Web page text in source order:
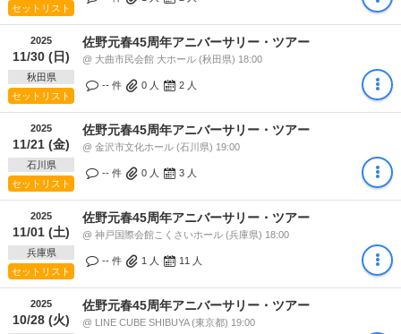
セットリスト
2025
11/30 (日)
秋田県
セットリスト
佐野元春45周年アニバーサリー・ツアー
@ 大曲市民会館 大ホール (秋田県) 18:00
-- 件 0 人 2 人
2025
11/21 (金)
石川県
セットリスト
佐野元春45周年アニバーサリー・ツアー
@ 金沢市文化ホール (石川県) 19:00
-- 件 0 人 3 人
2025
11/01 (土)
兵庫県
セットリスト
佐野元春45周年アニバーサリー・ツアー
@ 神戸国際会館こくさいホール (兵庫県) 18:00
-- 件 1 人 11 人
2025
10/28 (火)
佐野元春45周年アニバーサリー・ツアー
@ LINE CUBE SHIBUYA (東京都) 19:00